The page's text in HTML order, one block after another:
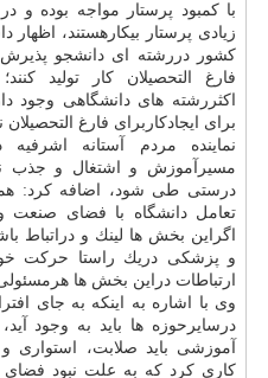
با كمبود پرستار مواجه بوده و
زیادی پرستار بیكارهستند،
كشور دررشته ای دانشجو پذیرش
فارغ التحصیلان كار تولید
اكثررشته های دانشگاهی وجود
برای ایجادكاربرای فارغ التحصیلان
نماینده مردم آستانه
مسیرآموزش و اشتغال و جذب
درستی طی شود، اضافه كرد:
تعامل دانشگاه با فضای صنعت
اگراین بخش ها لینك و دراتباط
و پزشكی دریك راستا حركت
ارتباطات دراین بخش ها
وی با اشاره به اینكه به جای
درسایرحوزه ها باید به وجود
آموزشی باید صلابت، استواری
كاری كرد كه به علت نبود